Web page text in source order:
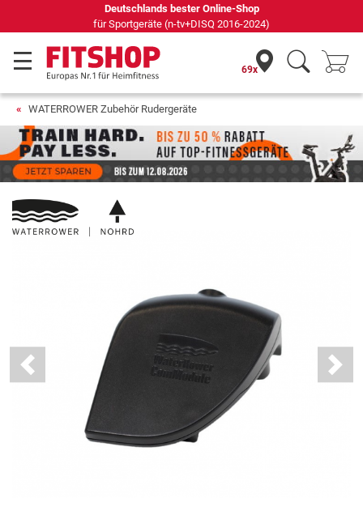
Seit 42 Jahren Ihr Experte für Heimfitness
69x
WATERROWER Zubehör Rudergeräte
Previous Next